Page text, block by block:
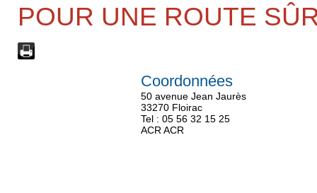
POUR UNE ROUTE
Coordonnées
50 avenue Jean Jaurès
33270 Floirac
Tel : 05 56 32 15 25
ACR ACR